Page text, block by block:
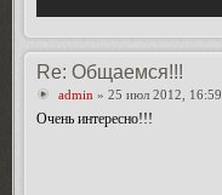
Re: Общаемся!!!
admin » 25 июл 2012, 16:59
Очень интересно!!!